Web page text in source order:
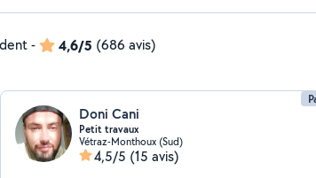
- 4,6/5 (686 avis)
Doni Cani
Petit travaux
Vétraz-Monthoux (Sud)
4,5/5 (15 avis)